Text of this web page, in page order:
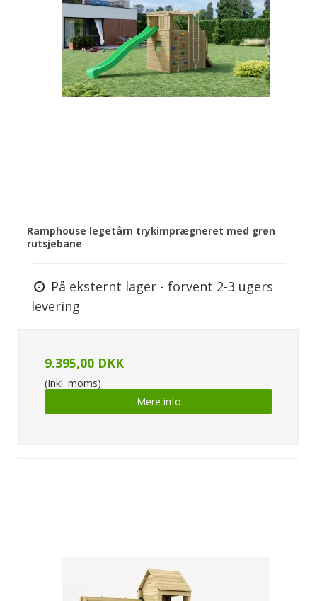
Ramphouse legetårn trykimprægneret med grøn
rutsjebane
På eksternt lager - forvent 2-3 ugers
levering
9.395,00 DKK
(Inkl. moms)
Mere info